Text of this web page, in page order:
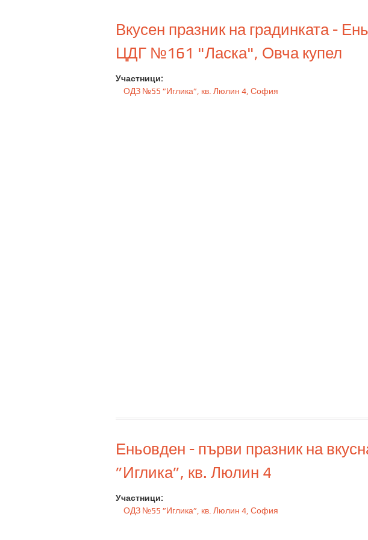
Вкусен празник на градинката -
ЦДГ №161 "Ласка", Овча купел
Участници:
ОДЗ №55 ”Иглика”, кв. Люлин 4, София
Еньовден - първи празник на
”Иглика”, кв. Люлин 4
Участници:
ОДЗ №55 ”Иглика”, кв. Люлин 4, София